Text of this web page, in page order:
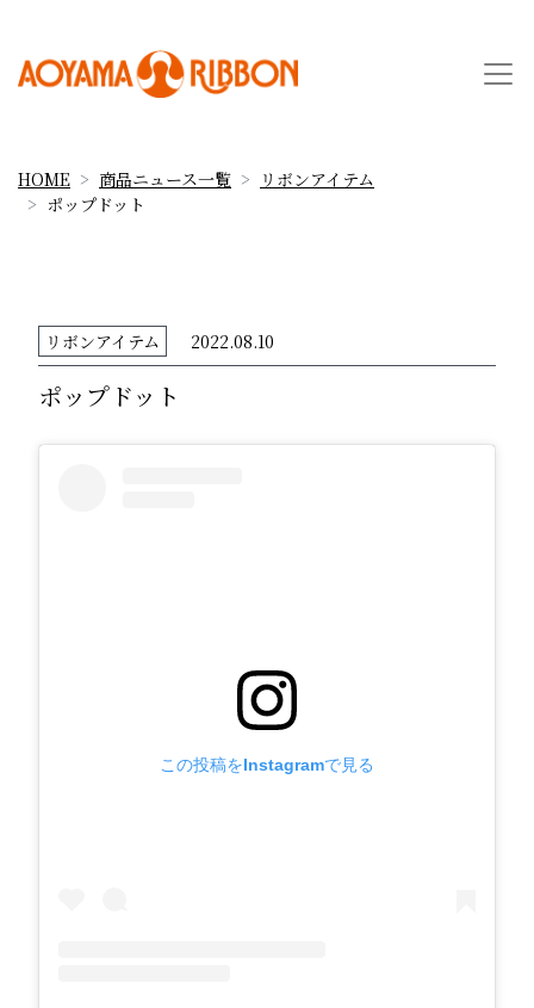
HOME 商品ニュース一覧
リボンアイテム
ポップドット
リボンアイテム 2022.08.10
ポップドット
この投稿をInstagramで見る